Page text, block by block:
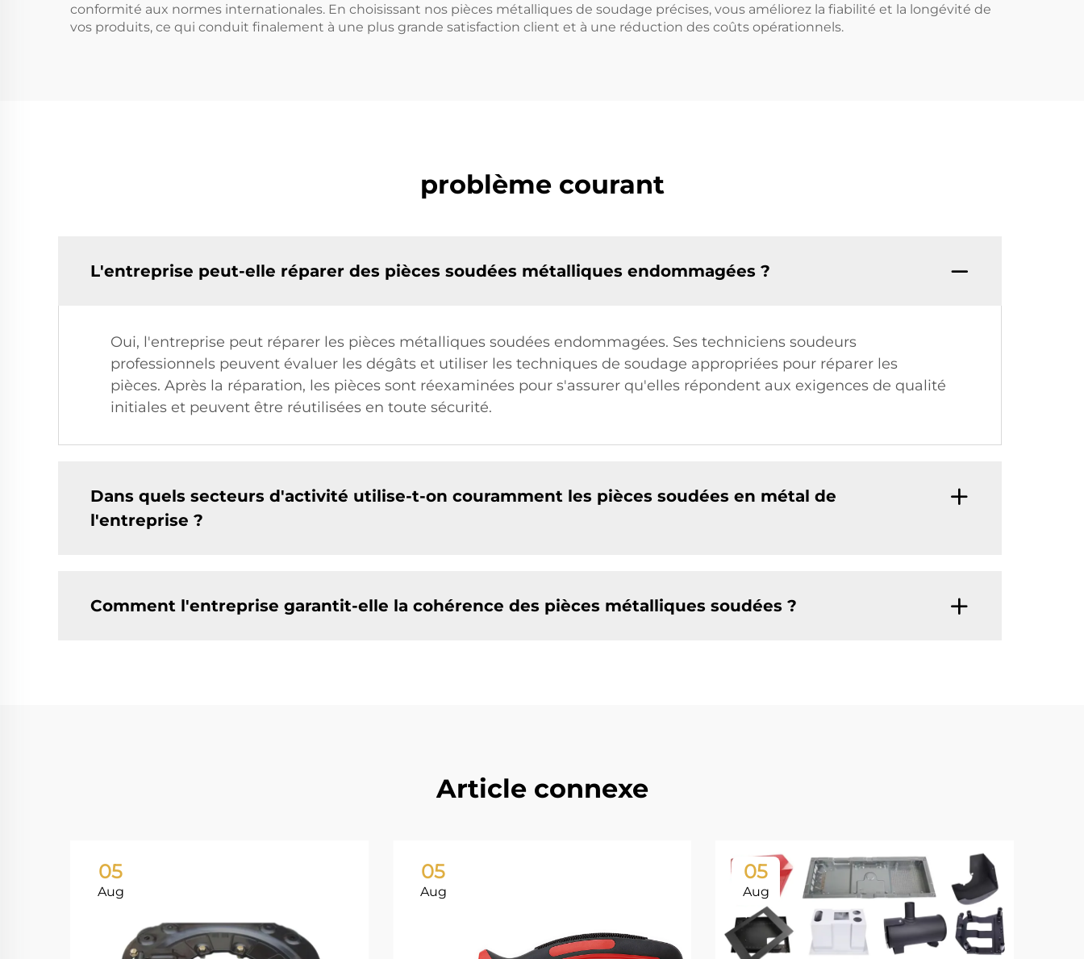
conformité aux normes internationales. En choisissant nos pièces métalliques de soudage précises, vous améliorez la fiabilité et la longévité de
vos produits, ce qui conduit finalement à une plus grande satisfaction client et à une réduction des coûts opérationnels.
problème courant
L'entreprise peut-elle réparer des pièces soudées métalliques endommagées ?
Oui, l'entreprise peut réparer les pièces métalliques soudées endommagées. Ses techniciens soudeurs
professionnels peuvent évaluer les dégâts et utiliser les techniques de soudage appropriées pour réparer les
pièces. Après la réparation, les pièces sont réexaminées pour s'assurer qu'elles répondent aux exigences de qualité
initiales et peuvent être réutilisées en toute sécurité.
Dans quels secteurs d'activité utilise-t-on couramment les pièces soudées en métal de
l'entreprise ?
Comment l'entreprise garantit-elle la cohérence des pièces métalliques soudées ?
Article connexe
05
Aug
05
Aug
05
Aug